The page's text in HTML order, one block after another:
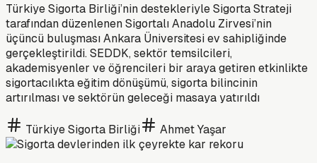
Türkiye Sigorta Birliği’nin destekleriyle Sigorta Strateji
tarafından düzenlenen Sigortalı Anadolu Zirvesi’nin
üçüncü buluşması Ankara Üniversitesi ev sahipliğinde
gerçekleştirildi. SEDDK, sektör temsilcileri,
akademisyenler ve öğrencileri bir araya getiren etkinlikte
sigortacılıkta eğitim dönüşümü, sigorta bilincinin
artırılması ve sektörün geleceği masaya yatırıldı
Türkiye Sigorta Birliği Ahmet Yaşar